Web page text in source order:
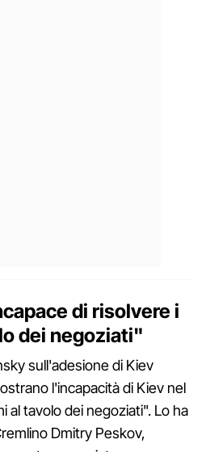
di risolvere i
dei negoziati"
sull'adesione di Kiev
l'incapacità di Kiev nel
al tavolo dei negoziati". Lo ha
Dmitry Peskov,